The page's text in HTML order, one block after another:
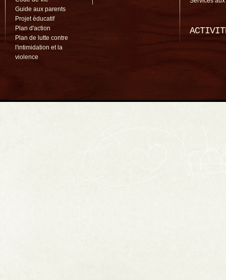
Guide aux parents
Projet éducatif
Plan d'action
Plan de lutte contre
l'intimidation et la
violence